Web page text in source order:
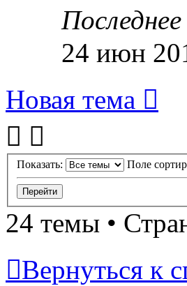
24 июн
Новая тема
Показать: Поле
24 темы •
Вернуться к